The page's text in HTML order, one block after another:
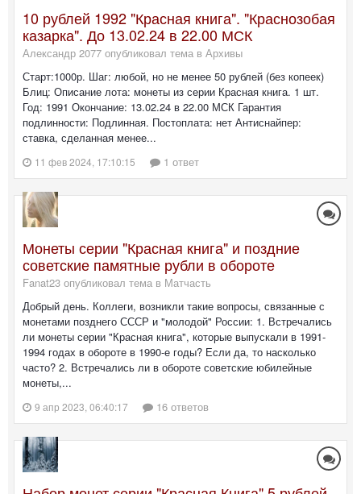
10 рублей 1992 "Красная книга". "Краснозобая
казарка". До 13.02.24 в 22.00 МСК
Александр 2077 опубликовал тема в Архивы
Старт:1000р. Шаг: любой, но не менее 50 рублей (без копеек)
Блиц: Описание лота: монеты из серии Красная книга. 1 шт.
Год: 1991 Окончание: 13.02.24 в 22.00 МСК Гарантия
подлинности: Подлинная. Постоплата: нет Антиснайпер:
ставка, сделанная менее...
11 фев 2024, 17:10:15 1 ответ
Монеты серии "Красная книга" и поздние
советские памятные рубли в обороте
Fanat23 опубликовал тема в Матчасть
Добрый день. Коллеги, возникли такие вопросы, связанные с
монетами позднего СССР и "молодой" России: 1. Встречались
ли монеты серии "Красная книга", которые выпускали в 1991-
1994 годах в обороте в 1990-е годы? Если да, то насколько
часто? 2. Встречались ли в обороте советские юбилейные
монеты,...
9 апр 2023, 06:40:17 16 ответов